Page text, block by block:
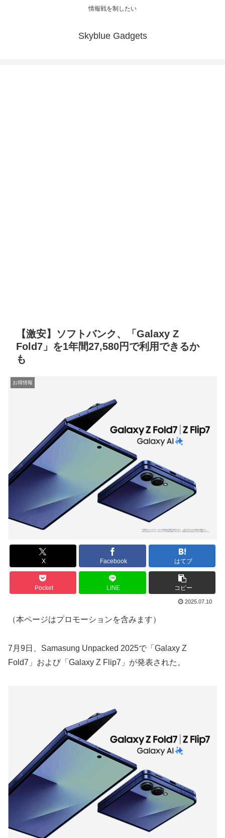
情報戦を制したい
Skyblue Gadgets
【激安】ソフトバンク、「Galaxy Z
Fold7」を1年間27,580円で利用できるか
も
お得情報
X Facebook はてブ
Pocket LINE コピー
2025.07.10
（本ページはプロモーションを含みます）
7月9日、Samasung Unpacked 2025で「Galaxy Z
Fold7」および「Galaxy Z Flip7」が発表された。